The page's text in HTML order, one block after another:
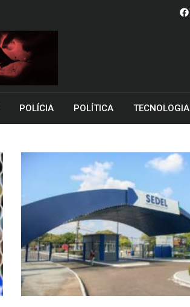
POLÍCIA POLÍTICA TECNOLOGIA